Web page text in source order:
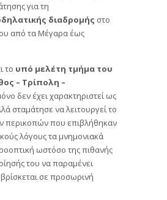
για τη
διαδρομής στο
από τα Μέγαρα έως
το υπό μελέτη τμήμα του
– Τρίπολη –
δεν έχει χαρακτηριστεί ως
σταμάτησε να λειτουργεί το
περικοπών που επιβλήθηκαν
λόγους τα μνημονιακά
ωστόσο της πιθανής
του να παραμένει
σε προσωρινή